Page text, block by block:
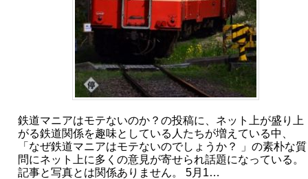
鉄道マニアはモテないのか？の投稿に、ネット上が盛り上
がる鉄道関係を趣味としている人たちが増えている中、
「なぜ鉄道マニアはモテないのでしょうか？ 」の素朴な質
問にネット上に多くの意見が寄せられ話題になっている。
記事と写真とは関係ありません。 5月1…